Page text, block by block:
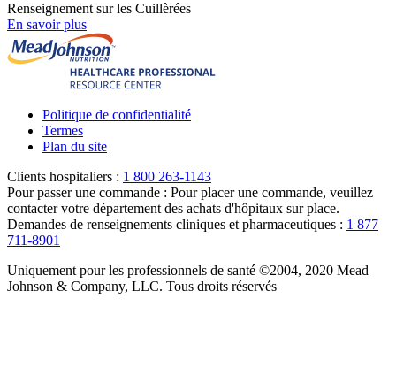
Renseignement sur les Cuillèrées
En savoir plus
Politique de confidentialité
Termes
Plan du site
Clients hospitaliers : 1 800 263-1143
Pour passer une commande : Pour placer une commande, veuillez
contacter votre département des achats d'hôpitaux sur place.
Demandes de renseignements cliniques et pharmaceutiques : 1 877
711-8901
Uniquement pour les professionnels de santé ©2004, 2020 Mead
Johnson & Company, LLC. Tous droits réservés